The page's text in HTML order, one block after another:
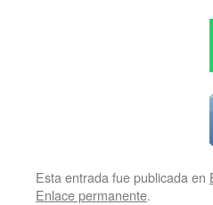
Esta entrada fue publicada en
Enlace permanente.